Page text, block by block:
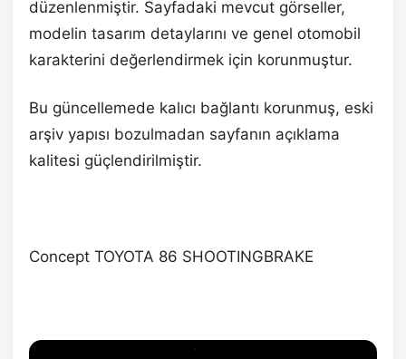
düzenlenmiştir. Sayfadaki mevcut görseller,
modelin tasarım detaylarını ve genel otomobil
karakterini değerlendirmek için korunmuştur.
Bu güncellemede kalıcı bağlantı korunmuş, eski
arşiv yapısı bozulmadan sayfanın açıklama
kalitesi güçlendirilmiştir.
Concept TOYOTA 86 SHOOTINGBRAKE